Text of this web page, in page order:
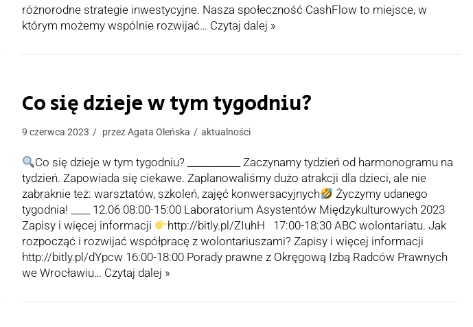
różnorodne strategie inwestycyjne. Nasza społeczność CashFlow to miejsce, w
którym możemy wspólnie rozwijać… Czytaj dalej »
Co się dzieje w tym tygodniu?
9 czerwca 2023 przezAgata Oleńska aktualności
Co się dzieje w tym tygodniu? ___________ Zaczynamy tydzień od harmonogramu na
tydzień. Zapowiada się ciekawe. Zaplanowaliśmy dużo atrakcji dla dzieci, ale nie
zabraknie też: warsztatów, szkoleń, zajęć konwersacyjnych
Życzymy udanego
tygodnia! ____ 12.06 08:00-15:00 Laboratorium Asystentów Międzykulturowych 2023
Zapisy i więcej informacji
http://bitly.pl/ZIuhH 17:00-18:30 ABC wolontariatu. Jak
rozpocząć i rozwijać współpracę z wolontariuszami? Zapisy i więcej informacji
http://bitly.pl/dYpcw 16:00-18:00 Porady prawne z Okręgową Izbą Radców Prawnych
we Wrocławiu… Czytaj dalej »